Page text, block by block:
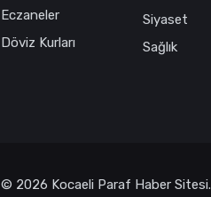
Eczaneler
Döviz Kurları
Siyaset
Sağlık
© 2026 Kocaeli Paraf Haber Sitesi.